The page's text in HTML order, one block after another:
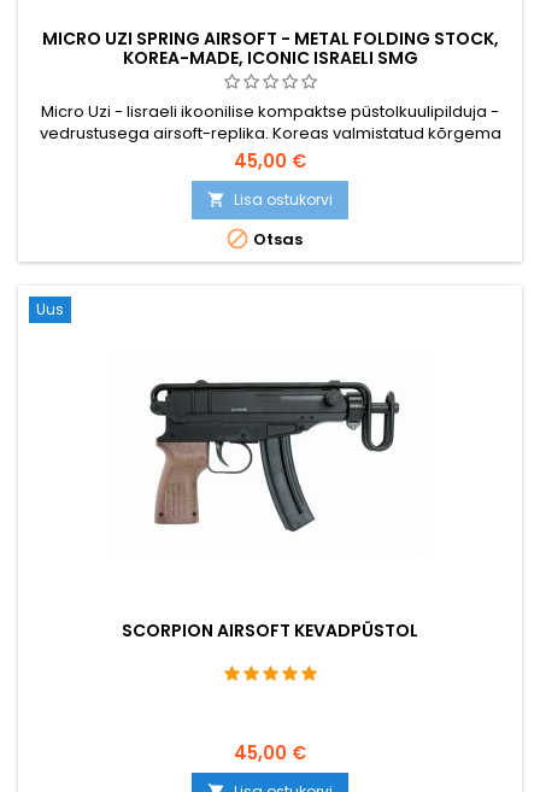
MICRO UZI SPRING AIRSOFT - METAL FOLDING STOCK,
KOREA-MADE, ICONIC ISRAELI SMG
Micro Uzi - Iisraeli ikoonilise kompaktse püstolkuulipilduja -
vedrustusega airsoft-replika. Koreas valmistatud kõrgema
ehituskvaliteedi tagamiseks, metallist kokkupandava
varrega, metallist lukustushooba, metallist päästiku ja
kaitseriiviga, metallist kolvi-kinnitusmehhanismiga. Hi-cap
175-padrunine hoidik. Kompaktne 265 mm, 580 g.
45,00 €
 Lisa ostukorvi
 Otsas
Uus
SCORPION AIRSOFT KEVADPÜSTOL
45,00 €